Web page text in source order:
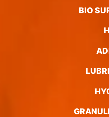
BIO